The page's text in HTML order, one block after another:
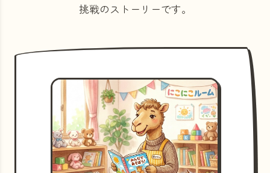
挑戦のストーリーです。